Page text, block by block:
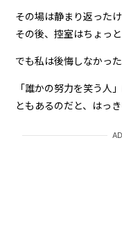
その場は静まり返った
その後、控室はちょっ
でも私は後悔しなかった
「誰かの努力を笑う人
ともあるのだと、はっ